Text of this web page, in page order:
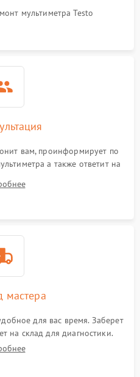
мультиметра Testo
вам, проинформирует по
а также ответит на
мастера
для вас время. Заберет
на склад для диагностики.